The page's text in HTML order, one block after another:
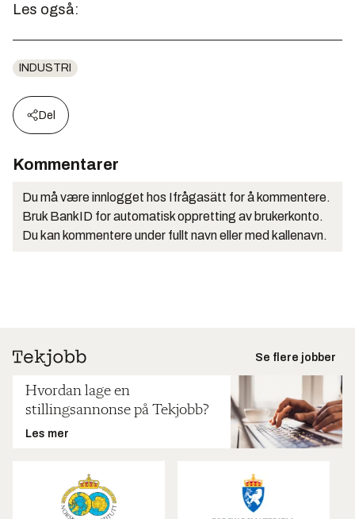
Les også:
INDUSTRI
Del
Kommentarer
Du må være innlogget hos Ifrågasätt for å kommentere.
Bruk BankID for automatisk oppretting av brukerkonto.
Du kan kommentere under fullt navn eller med kallenavn.
Se flere jobber
Hvordan lage en
stillingsannonse på Tekjobb?
Les mer